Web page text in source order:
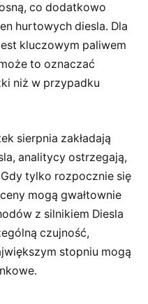
co dodatkowo
hurtowych diesla. Dla
kluczowym paliwem
to oznaczać
niż w przypadku
sierpnia zakładają
analitycy ostrzegają,
Gdy tylko rozpocznie się
mogą gwałtownie
z silnikiem Diesla
czujność,
stopniu mogą